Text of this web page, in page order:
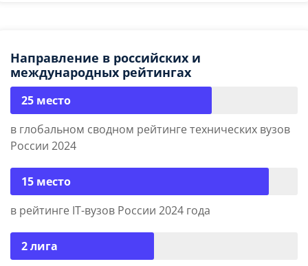
Направление в российских и
международных рейтингах
25 место
в глобальном сводном рейтинге технических вузов
России 2024
15 место
в рейтинге IT-вузов России 2024 года
2 лига